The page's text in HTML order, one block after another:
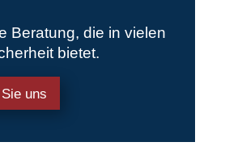
Beratung, die in vielen
bietet.
uns